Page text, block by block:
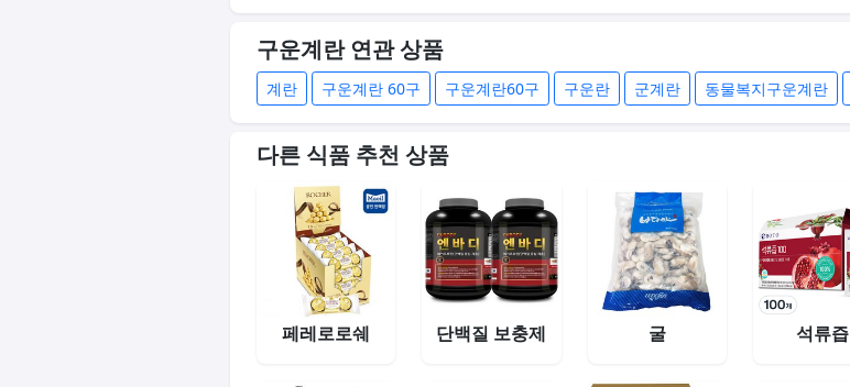
구운계란 연관 상품
계란 구운계란 60구 구운계란60구 구운란 군계란 동물복지구운계란
다른 식품 추천 상품
페레로로쉐 단백질 보충제 굴 석류즙